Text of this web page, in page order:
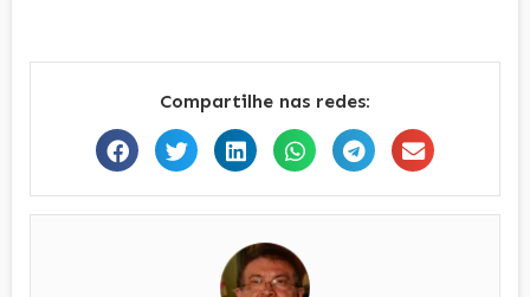
Compartilhe nas redes: